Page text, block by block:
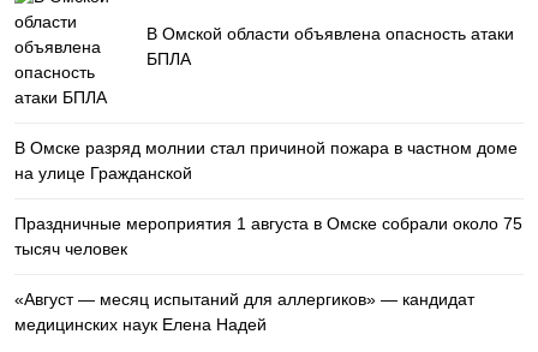
В Омской области объявлена опасность атаки
БПЛА
В Омске разряд молнии стал причиной пожара в частном доме
на улице Гражданской
Праздничные мероприятия 1 августа в Омске собрали около 75
тысяч человек
«Август — месяц испытаний для аллергиков» — кандидат
медицинских наук Елена Надей